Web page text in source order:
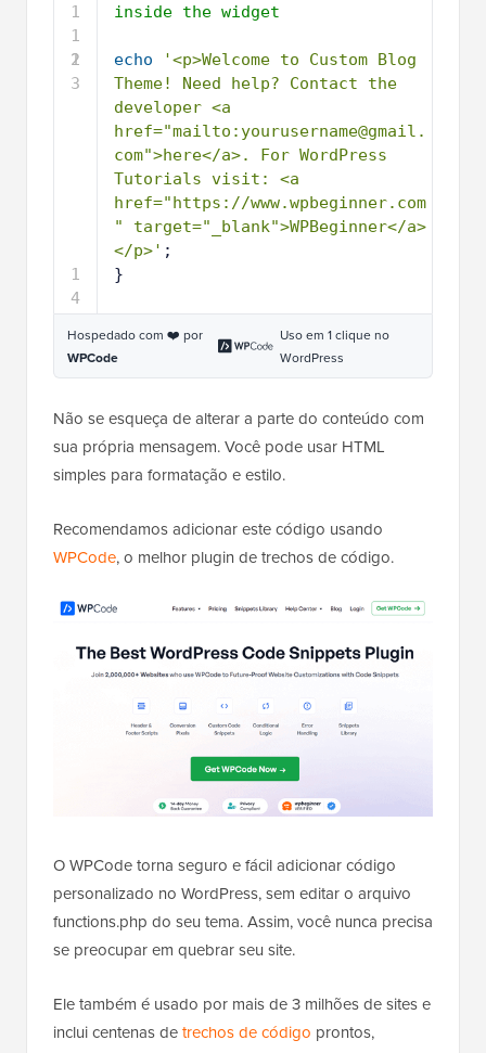
1
1
2
1
3
1
4
inside the widget
echo
'<p>Welcome to Custom Blog
Theme! Need help? Contact the
developer <a
href="mailto:yourusername@gmail.
com">here</a>. For WordPress
Tutorials visit: <a
href="https://www.wpbeginner.com
" target="_blank">WPBeginner</a>
</p>' ;
}
Hospedado com ❤️ por
WPCode
Uso em 1 clique no
WordPress
Não se esqueça de alterar a parte do conteúdo com
sua própria mensagem. Você pode usar HTML
simples para formatação e estilo.
Recomendamos adicionar este código usando
WPCode, o melhor plugin de trechos de código.
O WPCode torna seguro e fácil adicionar código
personalizado no WordPress, sem editar o arquivo
functions.php do seu tema. Assim, você nunca precisa
se preocupar em quebrar seu site.
Ele também é usado por mais de 3 milhões de sites e
inclui centenas detrechos de código prontos,